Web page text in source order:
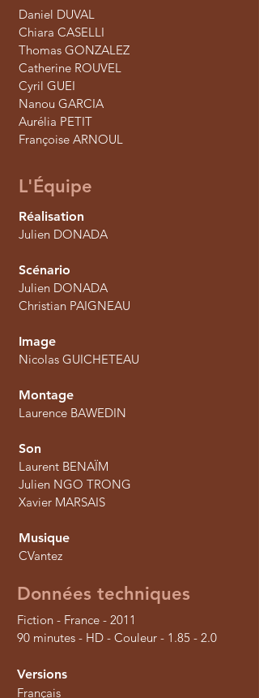
Daniel DUVAL
Chiara CASELLI
Thomas GONZALEZ
Catherine ROUVEL
Cyril GUEI
Nanou GARCIA
Aurélia PETIT
Françoise ARNOUL
L'Équipe
Réalisation
Julien DONADA
Scénario
Julien DONADA
Christian PAIGNEAU
Image
Nicolas GUICHETEAU
Montage
Laurence BAWEDIN
Son
Laurent BENAÏM
Julien NGO TRONG
Xavier MARSAIS
Musique
CVantez
Données techniques
Fiction - France - 2011
90 minutes - HD - Couleur - 1.85 - 2.0
Versions
Français